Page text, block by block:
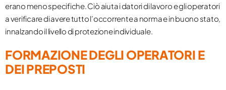
erano meno specifiche. Ciò aiuta i datori di lavoro e gli operatori
a verificare di avere tutto l’occorrente a norma e in buono stato,
innalzando il livello di protezione individuale.
FORMAZIONE DEGLI OPERATORI E
DEI PREPOSTI